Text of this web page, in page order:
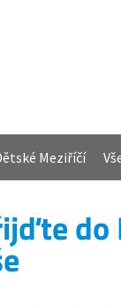
Meziříčí
do